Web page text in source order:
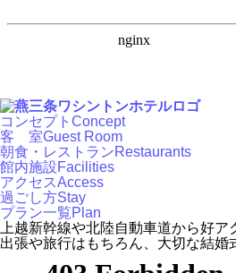
コンセプト Concept
客 室Guest Room
朝食・レストランRestaurants
館内施設Facilities
アクセスAccess
過ごし方Stay
プラン一覧Plan
上越新幹線や北陸自動車道から好ア
出張や旅行はもちろん、大切な結婚